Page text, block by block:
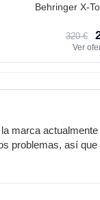
Behringer X-
320 €
Ver
marca
problemas, así